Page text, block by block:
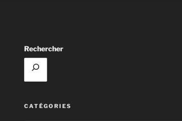
Rechercher
CATÉGORIES